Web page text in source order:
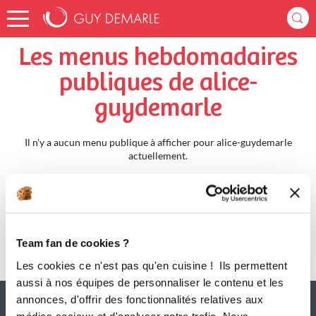
Team fan de cookies ?
Les cookies ce n'est pas qu'en cuisine ! Ils permettent
aussi à nos équipes de personnaliser le contenu et les
annonces, d'offrir des fonctionnalités relatives aux
Accueil alice-guydemarle
Les menus hebdomadaires
publiques de alice-
guydemarle
Il n'y a aucun menu publique à afficher pour alice-guydemarle
actuellement.